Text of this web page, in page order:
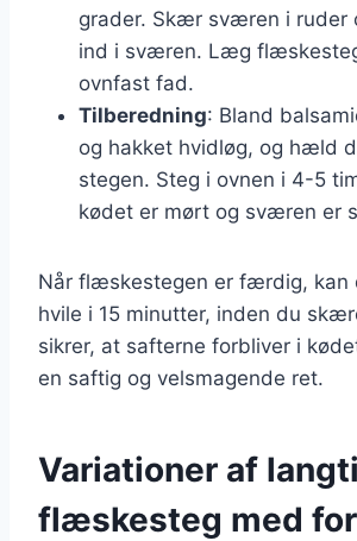
grader. Skær sværen i ruder
ind i sværen. Læg
ovnfast fad.
Tilberedning: Bland
og hakket hvidløg, og hæld
stegen. Steg i ovnen i 4-5
kødet er mørt og sværen er
Når flæskestegen er færdig, kan
hvile i 15 minutter, inden du
sikrer, at safterne forbliver i
en saftig og velsmagende ret.
Variationer af
flæskesteg med